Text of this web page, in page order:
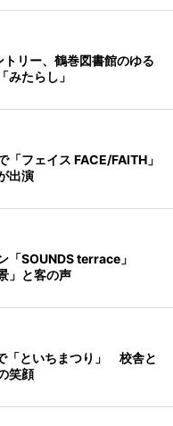
リー、鶴巻図書館のゆる
みたらし」
「フェイス FACE/FAITH」
出演
「SOUNDS terrace」
」と客の声
「といちまつり」 校舎と
笑顔